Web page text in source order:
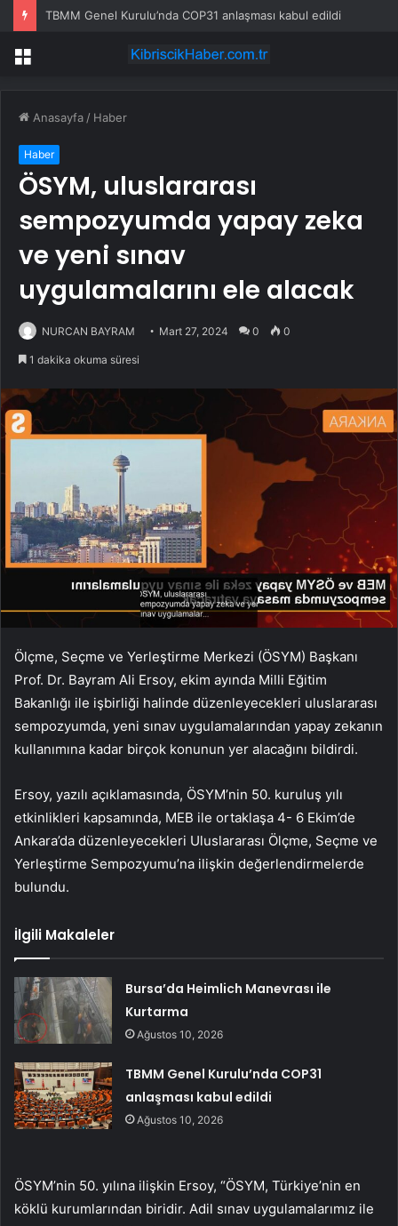
TBMM Genel Kurulu’nda COP31 anlaşması kabul edildi
Menü
Anasayfa / Haber
Haber
ÖSYM, uluslararası
sempozyumda yapay zeka
ve yeni sınav
uygulamalarını ele alacak
NURCAN BAYRAM Mart 27, 2024 0 0
1 dakika okuma süresi
Ölçme, Seçme ve Yerleştirme Merkezi (ÖSYM) Başkanı
Prof. Dr. Bayram Ali Ersoy, ekim ayında Milli Eğitim
Bakanlığı ile işbirliği halinde düzenleyecekleri uluslararası
sempozyumda, yeni sınav uygulamalarından yapay zekanın
kullanımına kadar birçok konunun yer alacağını bildirdi.
Ersoy, yazılı açıklamasında, ÖSYM’nin 50. kuruluş yılı
etkinlikleri kapsamında, MEB ile ortaklaşa 4- 6 Ekim’de
Ankara’da düzenleyecekleri Uluslararası Ölçme, Seçme ve
Yerleştirme Sempozyumu’na ilişkin değerlendirmelerde
bulundu.
İlgili Makaleler
Bursa’da Heimlich Manevrası ile
Kurtarma
Ağustos 10, 2026
TBMM Genel Kurulu’nda COP31
anlaşması kabul edildi
Ağustos 10, 2026
ÖSYM’nin 50. yılına ilişkin Ersoy, “ÖSYM, Türkiye’nin en
köklü kurumlarından biridir. Adil sınav uygulamalarımız ile